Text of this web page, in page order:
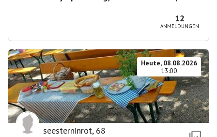
12
ANMELDUNGEN
Heute, 08.08.2026
13:00
seesterninrot, 68